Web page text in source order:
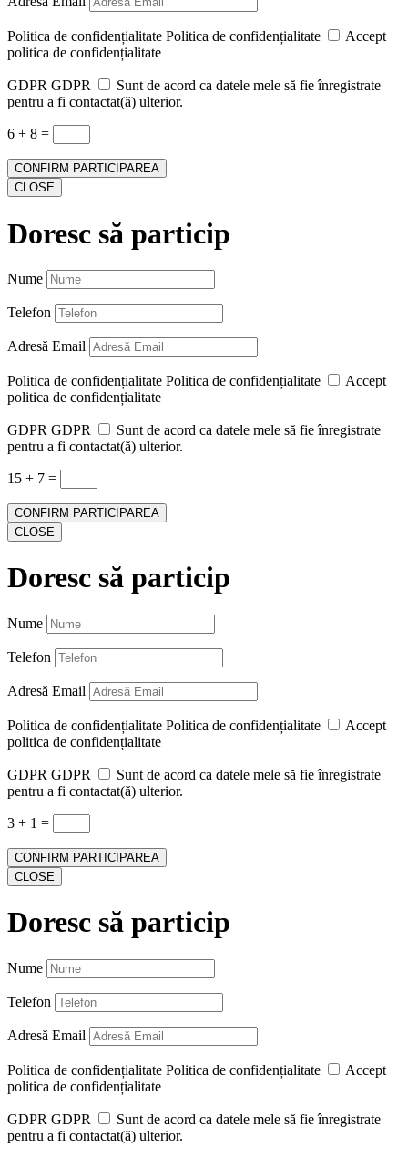
Politica de confidențialitate Politica de confidențialitate
Accept
politica de confidențialitate
GDPR GDPR
Sunt de acord ca datele mele să fie înregistrate
pentru a fi contactat(ă) ulterior.
6 + 8 =
CONFIRM PARTICIPAREA
CLOSE
Doresc să particip
Nume
Telefon
Adresă Email
Politica de confidențialitate Politica de confidențialitate
Accept
politica de confidențialitate
GDPR GDPR
Sunt de acord ca datele mele să fie înregistrate
pentru a fi contactat(ă) ulterior.
15 + 7 =
CONFIRM PARTICIPAREA
CLOSE
Doresc să particip
Nume
Telefon
Adresă Email
Politica de confidențialitate Politica de confidențialitate
Accept
politica de confidențialitate
GDPR GDPR
Sunt de acord ca datele mele să fie înregistrate
pentru a fi contactat(ă) ulterior.
3 + 1 =
CONFIRM PARTICIPAREA
CLOSE
Doresc să particip
Nume
Telefon
Adresă Email
Politica de confidențialitate Politica de confidențialitate
Accept
politica de confidențialitate
GDPR GDPR
Sunt de acord ca datele mele să fie înregistrate
pentru a fi contactat(ă) ulterior.